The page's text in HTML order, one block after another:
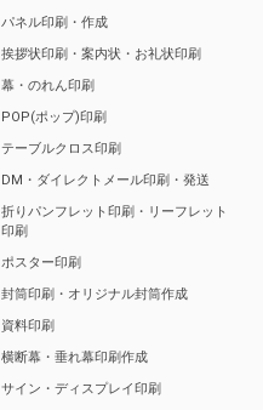
パネル印刷・作成
挨拶状印刷・案内状・お礼状印刷
幕・のれん印刷
POP(ポップ)印刷
テーブルクロス印刷
DM・ダイレクトメール印刷・発送
折りパンフレット印刷・リーフレット
印刷
ポスター印刷
封筒印刷・オリジナル封筒作成
資料印刷
横断幕・垂れ幕印刷作成
サイン・ディスプレイ印刷